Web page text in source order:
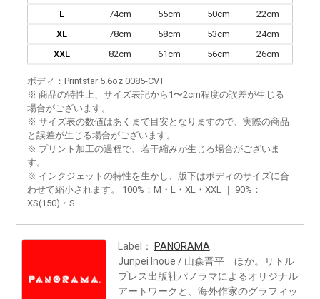
L
74cm 55cm 50cm
22cm
XL
78cm 58cm 53cm
24cm
XXL
82cm 61cm 56cm 26cm
ボディ：Printstar 5.6oz 0085-CVT
※ 商品の特性上、サイズ表記から1〜2cm程度の誤差が生じる
場合がございます。
※ サイズ表の数値はあくまで目安となりますので、実際の商品
と誤差が生じる場合がございます。
※ プリント加工の過程で、若干縮みが生じる場合がございま
す。
※ インクジェットの特性を生かし、版下はボディのサイズに合
わせて縮小されます。 100%：M・L・XL・XXL ｜ 90%：
XS(150)・S
Label：
PANORAMA
Junpei Inoue / 山森晋平 ほか。リトル
プレス出版社パノラマによるオリジナル
アートワークと、海外作家のグラフィッ